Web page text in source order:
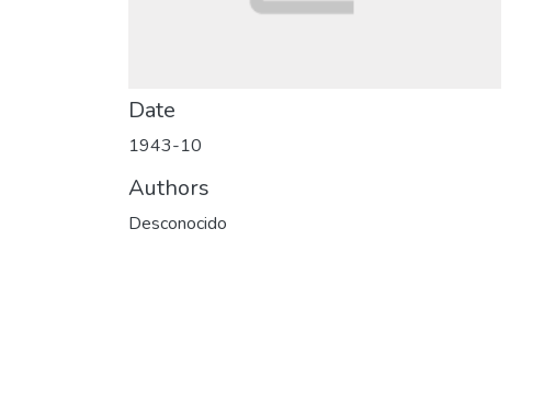
Date
1943-10
Authors
Desconocido